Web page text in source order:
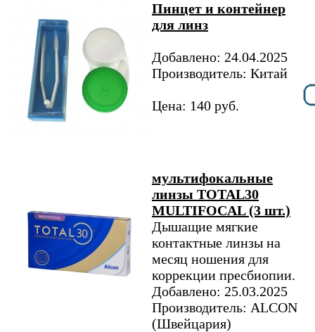
Пинцет и контейнер
для линз
Добавлено: 24.04.2025
Производитель: Китай
Цена: 140 руб.
мультифокальные
линзы TOTAL30
MULTIFOCAL (3 шт.)
Дышащие мягкие
контактные линзы на
месяц ношения для
коррекции пресбиопии.
Добавлено: 25.03.2025
Производитель: ALCON
(Швейцария)